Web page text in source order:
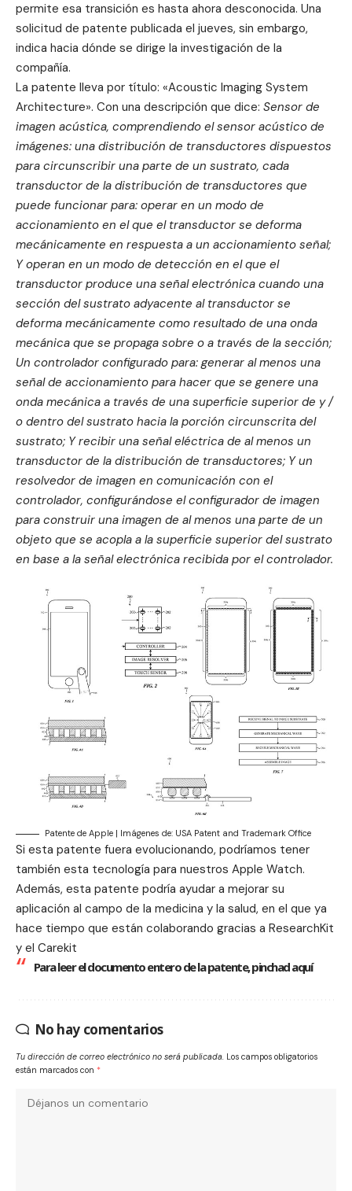
permite esa transición es hasta ahora desconocida. Una
solicitud de patente publicada el jueves, sin embargo,
indica hacia dónde se dirige la investigación de la
compañía.
La patente lleva por título: «Acoustic Imaging System
Architecture». Con una descripción que dice: Sensor de
imagen acústica, comprendiendo el sensor acústico de
imágenes: una distribución de transductores dispuestos
para circunscribir una parte de un sustrato, cada
transductor de la distribución de transductores que
puede funcionar para: operar en un modo de
accionamiento en el que el transductor se deforma
mecánicamente en respuesta a un accionamiento señal;
Y operan en un modo de detección en el que el
transductor produce una señal electrónica cuando una
sección del sustrato adyacente al transductor se
deforma mecánicamente como resultado de una onda
mecánica que se propaga sobre o a través de la sección;
Un controlador configurado para: generar al menos una
señal de accionamiento para hacer que se genere una
onda mecánica a través de una superficie superior de y /
o dentro del sustrato hacia la porción circunscrita del
sustrato; Y recibir una señal eléctrica de al menos un
transductor de la distribución de transductores; Y un
resolvedor de imagen en comunicación con el
controlador, configurándose el configurador de imagen
para construir una imagen de al menos una parte de un
objeto que se acopla a la superficie superior del sustrato
en base a la señal electrónica recibida por el controlador.
Patente de Apple | Imágenes de: USA Patent and Trademark Office
Si esta patente fuera evolucionando, podríamos tener
también esta tecnología para nuestros Apple Watch.
Además, esta patente podría ayudar a mejorar su
aplicación al campo de la medicina y la salud, en el que ya
hace tiempo que están colaborando gracias a ResearchKit
y el Carekit
Para leer el documento entero de la patente, pinchadaquí
No hay comentarios
Tu dirección de correo electrónico no será publicada. Los campos obligatorios
están marcados con *